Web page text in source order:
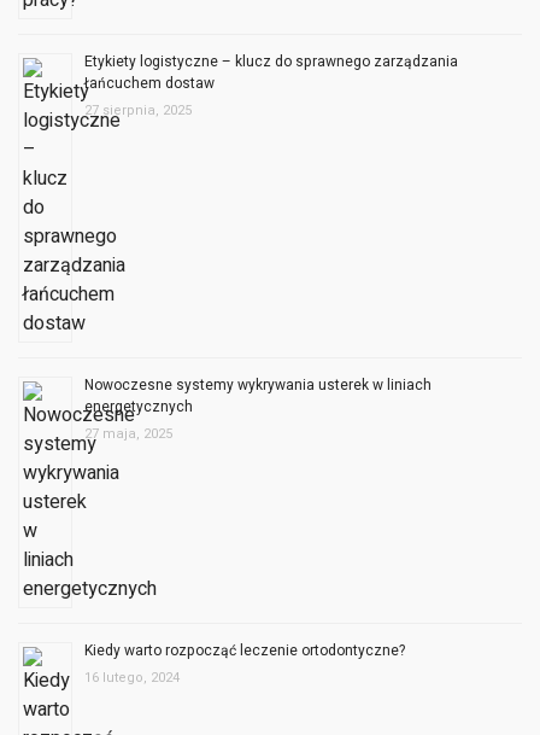
Etykiety logistyczne – klucz do sprawnego zarządzania
łańcuchem dostaw
27 sierpnia, 2025
Nowoczesne systemy wykrywania usterek w liniach
energetycznych
27 maja, 2025
Kiedy warto rozpocząć leczenie ortodontyczne?
16 lutego, 2024